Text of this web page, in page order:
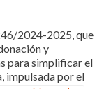
2024-2025, que
y
para simplificar el
impulsada por el